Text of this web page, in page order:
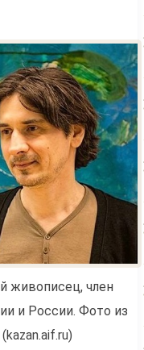
живописец, член
и России. Фото из